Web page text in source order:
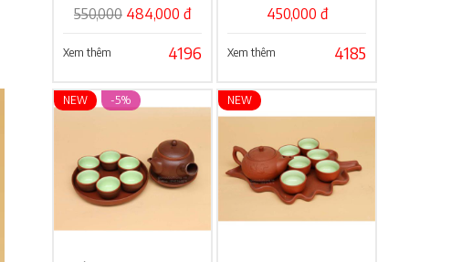
550,000 484,000 đ
4196
Xem thêm
450,000 đ
4185
Xem thêm
NEW -5% NEW